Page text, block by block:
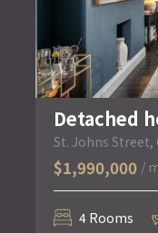
Detached
St. Johns Street,
$1,990,000 /
4 Rooms